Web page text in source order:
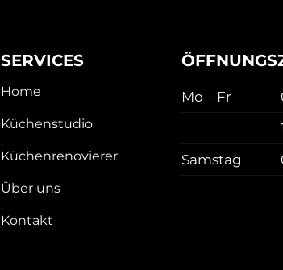
SERVICES
Home
Küchenstudio
Küchenrenovierer
Über uns
Kontakt
Mo – Fr
Samstag